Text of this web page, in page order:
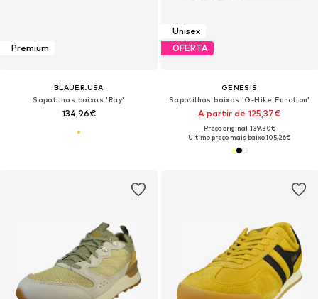
Premium
BLAUER.USA
Sapatilhas baixas 'Ray'
134,96€
Unisex
OFERTA
GENESIS
Sapatilhas baixas 'G-Hike Function'
A partir de 125,37€
Preço original: 139,30€
Último preço mais baixo:105,26€